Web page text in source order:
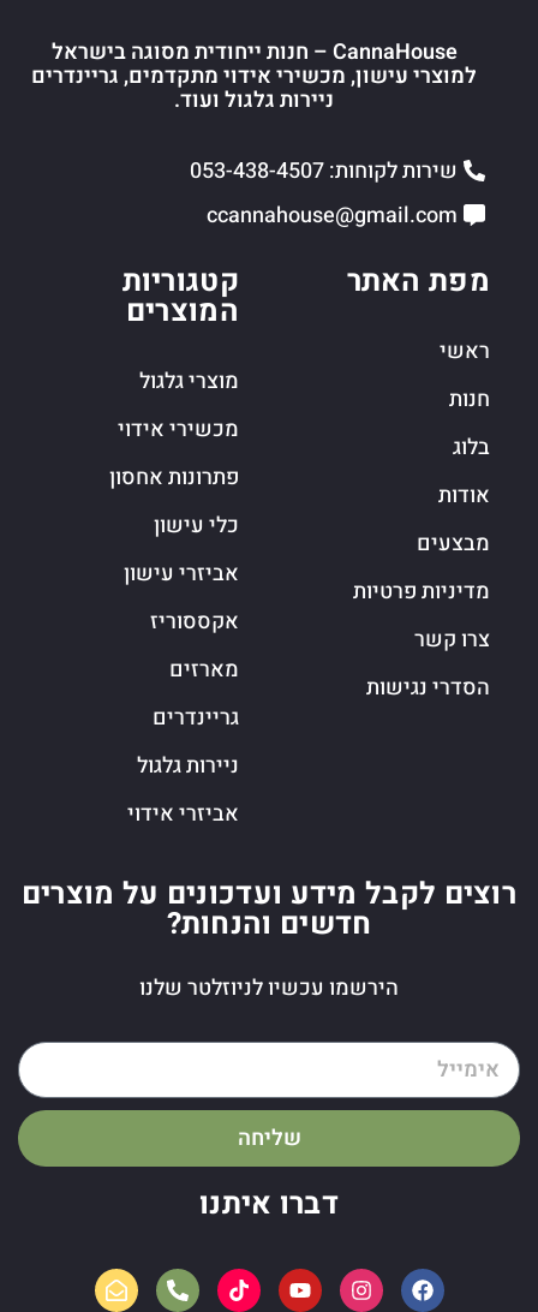
CannaHouse – חנות ייחודית מסוגה בישראל
למוצרי עישון, מכשירי אידוי מתקדמים, גריינדרים
ניירות גלגול ועוד.
שירות לקוחות: 053-438-4507
ccannahouse@gmail.com
מפת האתר
ראשי
חנות
בלוג
אודות
מבצעים
מדיניות פרטיות
צרו קשר
הסדרי נגישות
קטגוריות
המוצרים
מוצרי גלגול
מכשירי אידוי
פתרונות אחסון
כלי עישון
אביזרי עישון
אקססוריז
מארזים
גריינדרים
ניירות גלגול
אביזרי אידוי
רוצים לקבל מידע ועדכונים על מוצרים
חדשים והנחות?
הירשמו עכשיו לניוזלטר שלנו
שליחה
דברו איתנו